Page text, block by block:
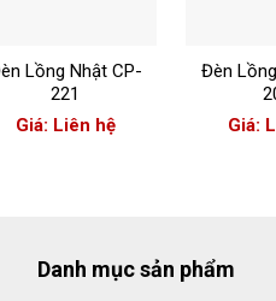
Lồng Nhật CP-
221
Giá: Liên hệ
Đèn
Giá:
Danh mục sản phẩm